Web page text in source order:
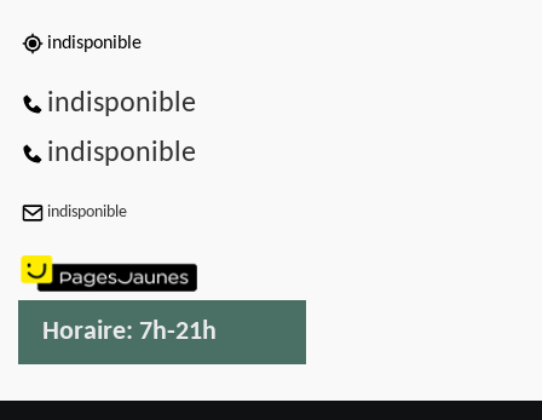
indisponible
indisponible
indisponible
indisponible
Horaire: 7h-21h